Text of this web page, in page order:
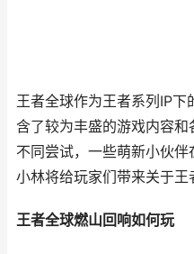
王者全球作为王者系列IP
含了较为丰盛的游戏内容
不同尝试，一些萌新小伙
小林将给玩家们带来关于王
王者全球燃山回响如何玩